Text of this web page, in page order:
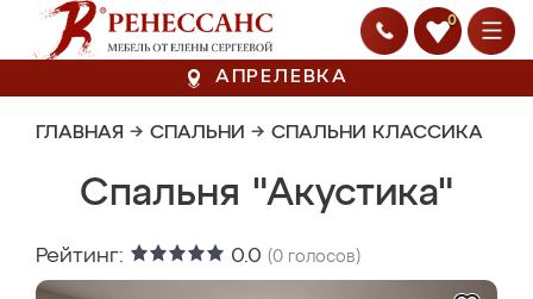
0
АПРЕЛЕВКА
ГЛАВНАЯ → СПАЛЬНИ → СПАЛЬНИ КЛАССИКА
Спальня "Акустика"
Рейтинг: 0.0 (0 голосов)